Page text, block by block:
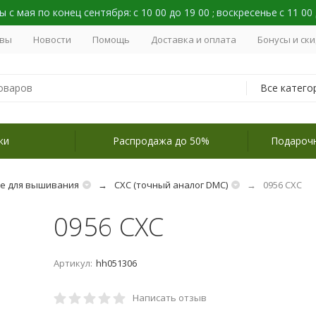
с мая по конец сентября: с 10 00 до 19 00 ; воскресенье с 11 00
Новости Помощь Доставка и оплата Бонусы и
Все
Распродажа до 50%
для вышивания СХС (точный аналог DMC) 0956 СХС
0956 СХС
Артикул: hh051306
Написать отзыв